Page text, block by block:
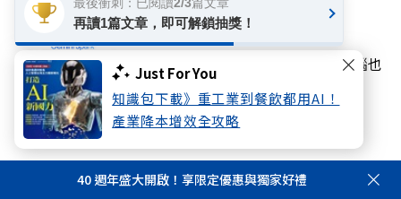
Just For You
知識包下載》重工業到餐飲都用AI！
產業降本增效全攻略
AI
Gemini Spark完整教學｜關掉電腦也
能跑！6個白領推薦工具
40 週年盛大開啟！享限定優惠與獨家好禮
再讀1篇文章，即可解鎖抽獎！